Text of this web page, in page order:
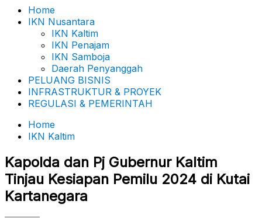
Home
IKN Nusantara
IKN Kaltim
IKN Penajam
IKN Samboja
Daerah Penyanggah
PELUANG BISNIS
INFRASTRUKTUR & PROYEK
REGULASI & PEMERINTAH
Home
IKN Kaltim
Kapolda dan Pj Gubernur Kaltim
Tinjau Kesiapan Pemilu 2024 di Kutai
Kartanegara